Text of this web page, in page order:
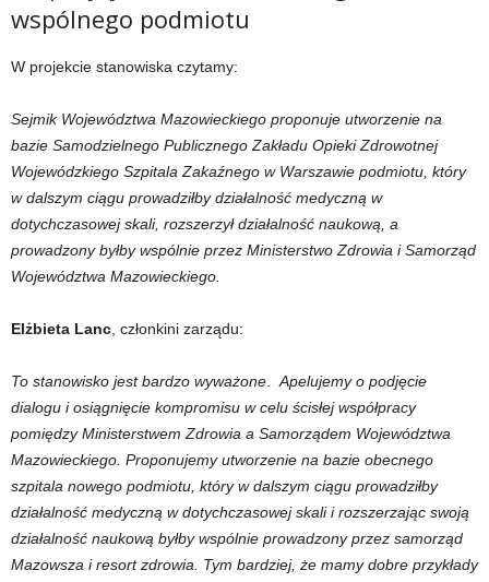
wspólnego podmiotu
W projekcie stanowiska czytamy:
Sejmik Województwa Mazowieckiego proponuje utworzenie na
bazie Samodzielnego Publicznego Zakładu Opieki Zdrowotnej
Wojewódzkiego Szpitala Zakaźnego w Warszawie podmiotu, który
w dalszym ciągu prowadziłby działalność medyczną w
dotychczasowej skali, rozszerzył działalność naukową, a
prowadzony byłby wspólnie przez Ministerstwo Zdrowia i Samorząd
Województwa Mazowieckiego.
Elżbieta Lanc , członkini zarządu:
To stanowisko jest bardzo wyważone
Apelujemy o podjęcie
dialogu i osiągnięcie kompromisu w celu ścisłej współpracy
pomiędzy Ministerstwem Zdrowia a Samorządem Województwa
Mazowieckiego. Proponujemy utworzenie na bazie obecnego
szpitala nowego podmiotu, który w dalszym ciągu prowadziłby
działalność medyczną w dotychczasowej skali i rozszerzając swoją
działalność naukową byłby wspólnie prowadzony przez samorząd
Mazowsza i resort zdrowia. Tym bardziej, że mamy dobre przykłady